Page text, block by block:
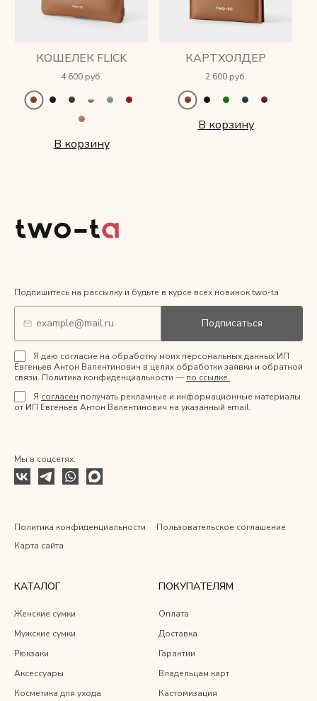
КОШЕЛЕК FLICK
4 600 руб.
В корзину
КАРТХОЛДЕР
2 600 руб.
В корзину
Подпишитесь на рассылку и будьте в курсе всех новинок two-ta
Подписаться
Я даю согласие на обработку моих персональных данных ИП
Евгеньев Антон Валентинович в целях обработки заявки и обратной
связи. Политика конфиденциальности — по ссылке.
Я согласен получать рекламные и информационные материалы
от ИП Евгеньев Антон Валентинович на указанный email.
Мы в соцсетях:
Политика конфиденциальности
Пользовательское соглашение
Карта сайта
КАТАЛОГ
Женские сумки
Мужские сумки
Рюкзаки
Аксессуары
Косметика для ухода
ПОКУПАТЕЛЯМ
Оплата
Доставка
Гарантии
Владельцам карт
Кастомизация